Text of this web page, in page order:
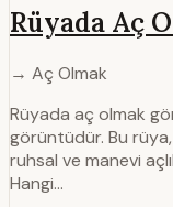
Rüyada Aç
→ Aç Olmak
Rüyada aç olmak
görüntüdür. Bu rüya,
ruhsal ve manevi
Hangi…